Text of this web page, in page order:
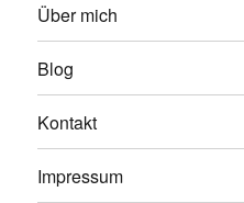
Über mich
Blog
Kontakt
Impressum